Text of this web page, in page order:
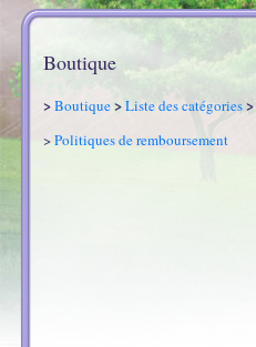
Boutique
>Boutique>Liste des catégories>
>Politiques de remboursement